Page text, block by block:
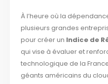
À l’heure où la
plusieurs grandes
pour créer un Indice de
qui vise à évaluer et
technologique de la
géants américains du